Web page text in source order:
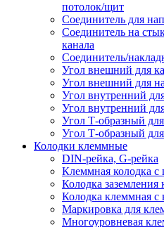
потолок/щит
Соединитель для
Соединитель на
канала
Соединитель/
Угол внешний для
Угол внешний для
Угол внутренний
Угол внутренний
Угол Т-образный для
Угол Т-образный
Колодки клеммные
DIN-рейка, G-рейка
Клеммная колодка с
Колодка заземления
Колодка клеммная
Маркировка для
Многоуровневая